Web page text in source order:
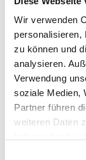
Wir verwenden
personalisieren,
zu können und
analysieren.
Verwendung
soziale Medien,
Partner führen
weiteren Daten